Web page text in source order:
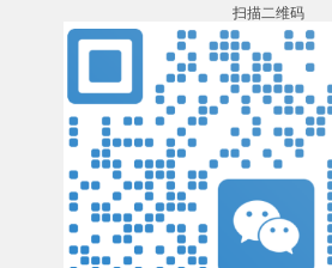
扫描二维码